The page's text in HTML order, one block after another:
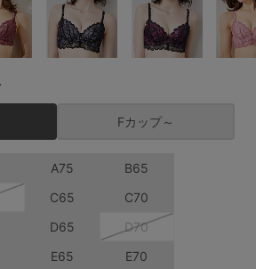
M 3,000～3,999円
す
Fカップ～
A75
B65
C65
C70
D65
D70
E65
E70